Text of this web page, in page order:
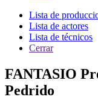
Lista de
Lista de actores
Lista de técnicos
Cerrar
FANTASIO
Pedrido